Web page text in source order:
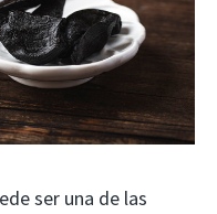
ser una de las